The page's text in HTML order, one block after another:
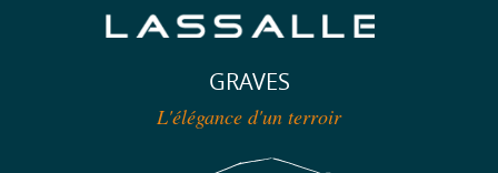
GRAVES
L'élégance d'un terroir